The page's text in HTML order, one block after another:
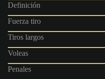
Definición
Fuerza tiro
Tiros largos
Voleas
Penales